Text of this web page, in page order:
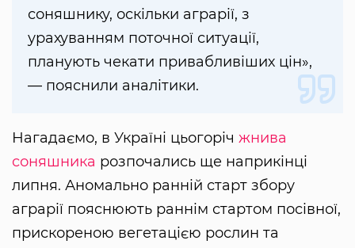
соняшнику, оскільки аграрії, з
урахуванням поточної ситуації,
планують чекати привабливіших цін»,
— пояснили аналітики.
Нагадаємо, в Україні цьогоріч жнива
соняшника розпочались ще наприкінці
липня. Аномально ранній старт збору
аграрії пояснюють раннім стартом посівної,
прискореною вегетацією рослин та